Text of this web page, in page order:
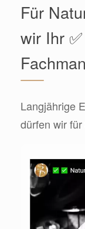
Für
wir Ihr
Langjährige
dürfen wir